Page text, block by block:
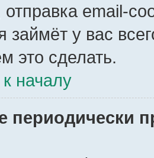
email-
займёт у вас
это сделать.
началу
периодически